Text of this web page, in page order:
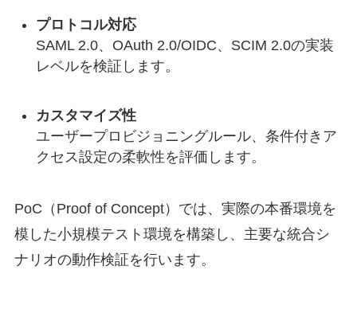
プロトコル対応
SAML 2.0、OAuth 2.0/OIDC、SCIM 2.0の実装
レベルを検証します。
カスタマイズ性
ユーザープロビジョニングルール、条件付きア
クセス設定の柔軟性を評価します。
PoC（Proof of Concept）では、実際の本番環境を
模した小規模テスト環境を構築し、主要な統合シ
ナリオの動作検証を行います。